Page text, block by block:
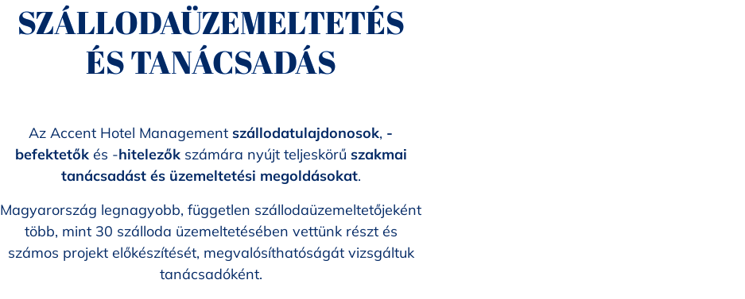
SZÁLLODAÜZEMELTETÉS
ÉS TANÁCSADÁS
Az Accent Hotel Management szállodatulajdonosok, -
befektetőkés -hitelezőkszámára nyújt teljeskörű szakmai
tanácsadást és üzemeltetési megoldásokat.
Magyarország legnagyobb, független szállodaüzemeltetőjeként
több, mint 30 szálloda üzemeltetésében vettünk részt és
számos projekt előkészítését, megvalósíthatóságát vizsgáltuk
tanácsadóként.